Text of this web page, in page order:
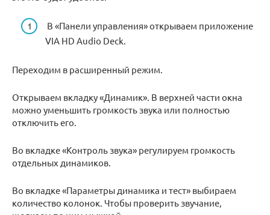
В «Панели управления» открываем приложение
VIA HD Audio Deck.
Переходим в расширенный режим.
Открываем вкладку «Динамик». В верхней части окна
можно уменьшить громкость звука или полностью
отключить его.
Во вкладке «Контроль звука» регулируем громкость
отдельных динамиков.
Во вкладке «Параметры динамика и тест» выбираем
количество колонок. Чтобы проверить звучание,